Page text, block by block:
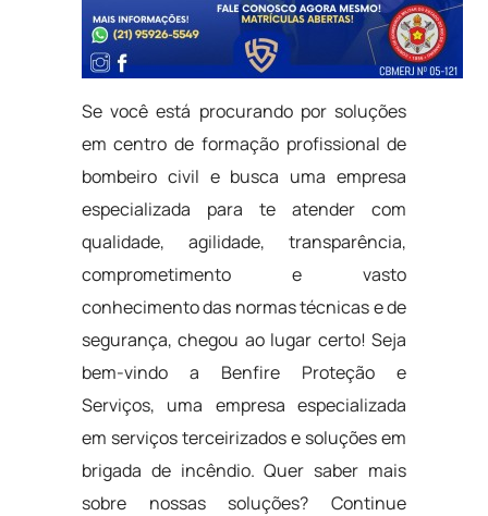
Se você está procurando por soluções
em centro de formação profissional de
bombeiro civil e busca uma empresa
especializada para te atender com
qualidade, agilidade, transparência,
comprometimento e vasto
conhecimento das normas técnicas e de
segurança, chegou ao lugar certo! Seja
bem-vindo a Benfire Proteção e
Serviços, uma empresa especializada
em serviços terceirizados e soluções em
brigada de incêndio. Quer saber mais
sobre nossas soluções? Continue